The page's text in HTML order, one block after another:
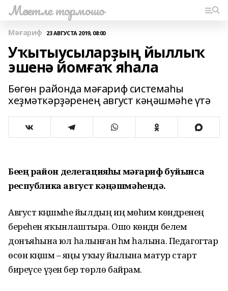
Мәсетле тормошо
Мәғариф 23 АВГУСТА 2019, 08:00
Уҡытыусыларҙың йыллыҡ
эшенә йомғаҡ яһала
Бөгөн районда мәғариф системаһы
хеҙмәткәрҙәренең август кәңәшмәһе үтә
Беҙҙең район делегацияһы мәғариф буйынса
республика август кәңәшмәһендә.
Август кәңәшмәһе йылдың иң мөһим көндәренең
береһен яҡынлаштыра. Ошо көндән белем
донъяһына юл һалынған һәм һалына. Педагогтар
өсөн кәңәшмә – яңы уҡыу йылына матур старт
биреүсе үҙенә бер төрлө байрам.